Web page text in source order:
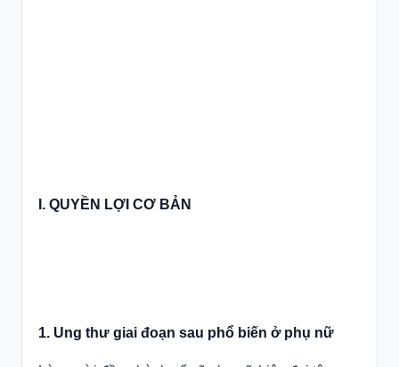
I. QUYỀN LỢI CƠ BẢN
1. Ung thư giai đoạn sau phổ biến ở phụ nữ